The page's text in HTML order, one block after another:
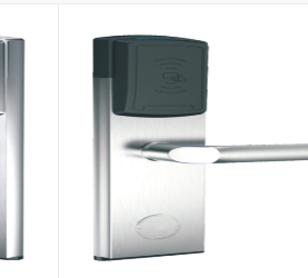
Mua hàng